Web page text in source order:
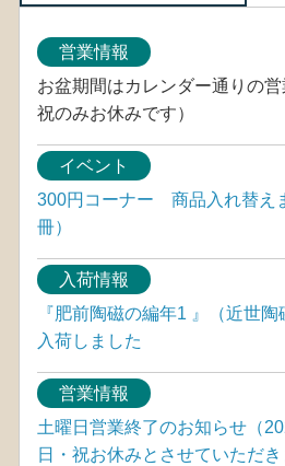
営業情報
お盆期間はカレンダー通りの営
祝のみお休みです）
イベント
300円コーナー 商品入れ替え
冊）
入荷情報
『肥前陶磁の編年1 』（近世
入荷しました
営業情報
土曜日営業終了のお知らせ（
日・祝お休みとさせていただき